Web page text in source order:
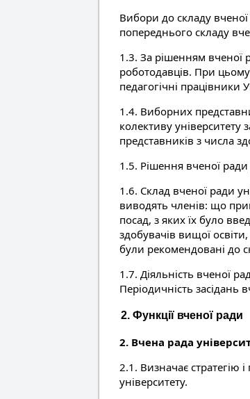
Вибори до складу
попереднього складу
1.3. За рішенням вченої
роботодавців. При
педагогічні працівники
1.4. Виборних
колективу
представників з числа
1.5. Рішення вченої
1.6. Склад вченої ради
виводять членів: що
посад, з яких їх було
здобувачів вищої
були рекомендовані до
1.7. Діяльність вченої
Періодичність засідань
2. Функції вченої ради
2. Вчена рада
2.1. Визначає стратегію
університету.